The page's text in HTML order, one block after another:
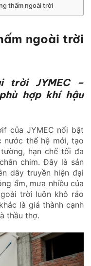
thấm ngoài trời
ngoài trời
trời JYMEC –
hợp khí hậu
của JYMEC nổi bật
nước thế hệ mới, tạo
hạn chế tối đa
chim. Đây là sản
dây truyền hiện đại
ẩm, mưa nhiều của
trời luôn khô ráo
là giá thành cạnh
thầu thợ.